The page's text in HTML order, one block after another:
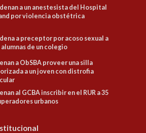
a un anestesista del Hospital
por violencia obstétrica
a preceptor por acoso sexual a
de un colegio
a ObSBA proveer una silla
a un joven con distrofia
al GCBA inscribir en el RUR a 35
urbanos